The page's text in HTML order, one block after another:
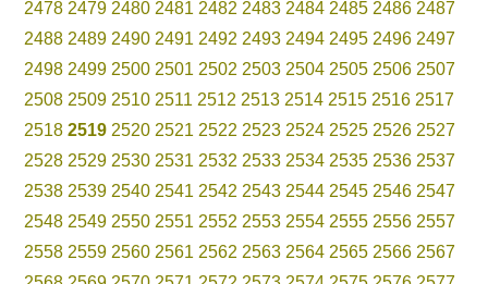
2478 2479 2480 2481 2482 2483 2484 2485 2486 2487
2488 2489 2490 2491 2492 2493 2494 2495 2496 2497
2498 2499 2500 2501 2502 2503 2504 2505 2506 2507
2508 2509 2510 2511 2512 2513 2514 2515 2516 2517
2518 2519 2520 2521 2522 2523 2524 2525 2526 2527
2528 2529 2530 2531 2532 2533 2534 2535 2536 2537
2538 2539 2540 2541 2542 2543 2544 2545 2546 2547
2548 2549 2550 2551 2552 2553 2554 2555 2556 2557
2558 2559 2560 2561 2562 2563 2564 2565 2566 2567